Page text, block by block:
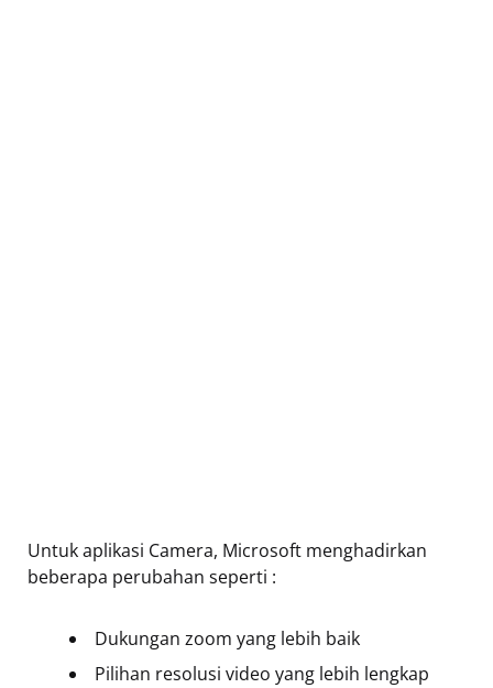
Untuk aplikasi Camera, Microsoft menghadirkan
beberapa perubahan seperti :
Dukungan zoom yang lebih baik
Pilihan resolusi video yang lebih lengkap